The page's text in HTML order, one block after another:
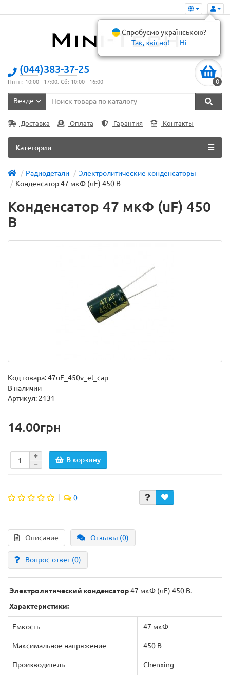
(044)383-37-25
Пн-пт: 10:00 - 17:00. Сб: 10:00 - 16:00 0
Везде
Доставка Оплата Гарантия Контакты
Категории
Радиодетали
Электролитические конденсаторы
Конденсатор 47 мкФ (uF) 450 В
Конденсатор 47 мкФ (uF) 450
В
Код товара:47uF_450v_el_cap
В наличии
Артикул: 2131
14.00грн
В корзину
0
Описание Отзывы (0)
Вопрос-ответ(0)
Электролитический конденсатор47 мкФ (uF) 450 В.
Характеристики:
Емкость 47 мкФ
Максимальное напряжение 450 В
Производитель Chenxing
Спробуємо українською?
Так, звісно!
Ні